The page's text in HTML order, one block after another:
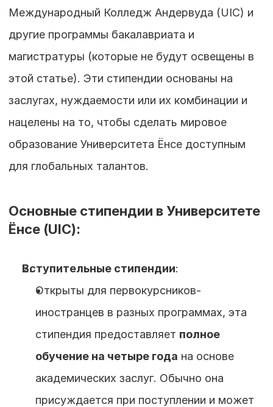
Международный Колледж Андервуда (UIC) и
другие программы бакалавриата и
магистратуры (которые не будут освещены в
этой статье). Эти стипендии основаны на
заслугах, нуждаемости или их комбинации и
нацелены на то, чтобы сделать мировое
образование Университета Ёнсе доступным
для глобальных талантов.
Основные стипендии в Университете
Ёнсе (UIC):
Вступительные стипендии:
Открыты для первокурсников-
иностранцев в разных программах, эта
стипендия предоставляет полное
обучение на четыре года на основе
академических заслуг. Обычно она
присуждается при поступлении и может